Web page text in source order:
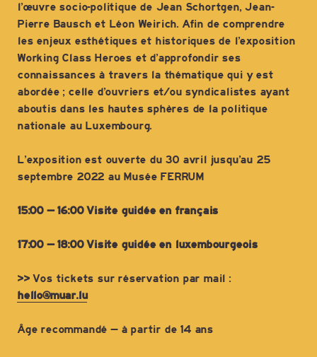
l’œuvre socio-politique de Jean Schortgen, Jean-
Pierre Bausch et Léon Weirich. Afin de comprendre
les enjeux esthétiques et historiques de l’exposition
Working Class Heroes et d’approfondir ses
connaissances à travers la thématique qui y est
abordée ; celle d’ouvriers et/ou syndicalistes ayant
aboutis dans les hautes sphères de la politique
nationale au Luxembourg.
L’exposition est ouverte du 30 avril jusqu’au 25
septembre 2022 au Musée FERRUM
15:00 – 16:00 Visite guidée en français
17:00 – 18:00 Visite guidée en luxembourgeois
>> Vos tickets sur réservation par mail :
hello@muar.lu
Âge recommandé – à partir de 14 ans